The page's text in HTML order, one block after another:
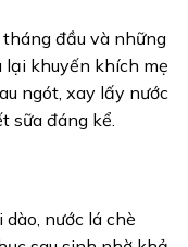
đầu và những
lại khuyến khích mẹ
ngót, xay lấy nước
sữa đáng kể.
nước lá chè